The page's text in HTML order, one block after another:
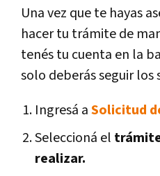
Una vez que te hayas
hacer tu trámite de
tenés tu cuenta en la
solo deberás seguir los
Ingresá aSolicitud
Seleccioná el
realizar.